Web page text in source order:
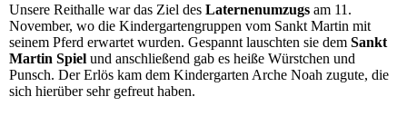
Unsere Reithalle war das Ziel des Laternenumzugs am 11.
November, wo die Kindergartengruppen vom Sankt Martin mit
seinem Pferd erwartet wurden. Gespannt lauschten sie dem Sankt
Martin Spiel und anschließend gab es heiße Würstchen und
Punsch. Der Erlös kam dem Kindergarten Arche Noah zugute, die
sich hierüber sehr gefreut haben.